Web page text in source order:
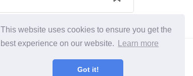
This website uses cookies to ensure you get the
best experience on our website.
Learn more
Got it!